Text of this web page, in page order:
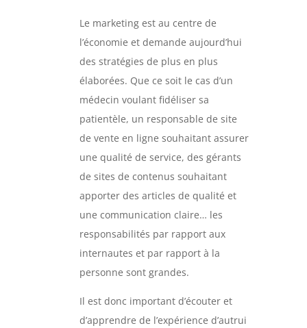
Le marketing est au centre de
l’économie et demande aujourd’hui
des stratégies de plus en plus
élaborées. Que ce soit le cas d’un
médecin voulant fidéliser sa
patientèle, un responsable de site
de vente en ligne souhaitant assurer
une qualité de service, des gérants
de sites de contenus souhaitant
apporter des articles de qualité et
une communication claire… les
responsabilités par rapport aux
internautes et par rapport à la
personne sont grandes.
Il est donc important d’écouter et
d’apprendre de l’expérience d’autrui